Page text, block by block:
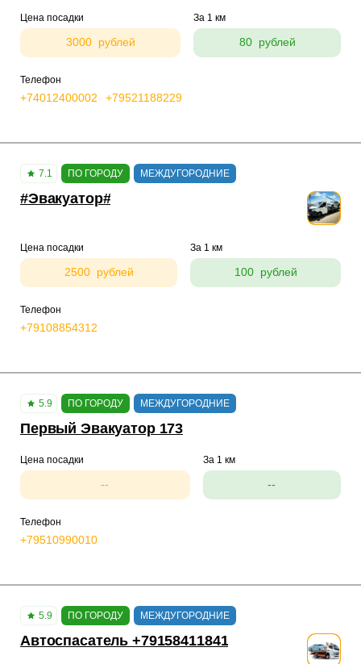
Цена посадки
3000 рублей
За 1 км
80 рублей
Телефон
+74012400002 +79521188229
7.1 ПО ГОРОДУ МЕЖДУГОРОДНИЕ
#Эвакуатор#
Цена посадки
2500 рублей
За 1 км
100 рублей
Телефон
+79108854312
5.9 ПО ГОРОДУ МЕЖДУГОРОДНИЕ
Первый Эвакуатор 173
Цена посадки
--
За 1 км
--
Телефон
+79510990010
5.9 ПО ГОРОДУ МЕЖДУГОРОДНИЕ
Автоспасатель +79158411841